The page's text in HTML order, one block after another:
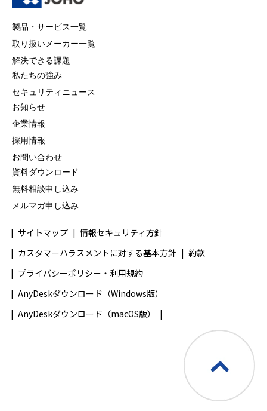
製品・サービス一覧
取り扱いメーカー一覧
解決できる課題
私たちの強み
セキュリティニュース
お知らせ
企業情報
採用情報
お問い合わせ
資料ダウンロード
無料相談申し込み
メルマガ申し込み
サイトマップ
情報セキュリティ方針
カスタマーハラスメントに対する基本方針
約款
プライバシーポリシー・利用規約
AnyDeskダウンロード（Windows版）
AnyDeskダウンロード（macOS版）